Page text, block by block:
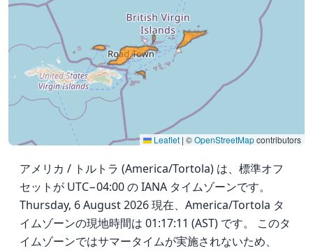
Leaflet | ©OpenStreetMapcontributors
アメリカ / トルトラ (America/Tortola) は、標準オフ
セットが UTC−04:00 の IANA タイムゾーンです。
Thursday, 6 August 2026 現在、America/Tortola タ
イムゾーンの現地時間は 01:17:11 (AST) です。 このタ
イムゾーンではサマータイムが実施されないため、